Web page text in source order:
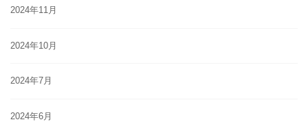
2024年11月
2024年10月
2024年7月
2024年6月